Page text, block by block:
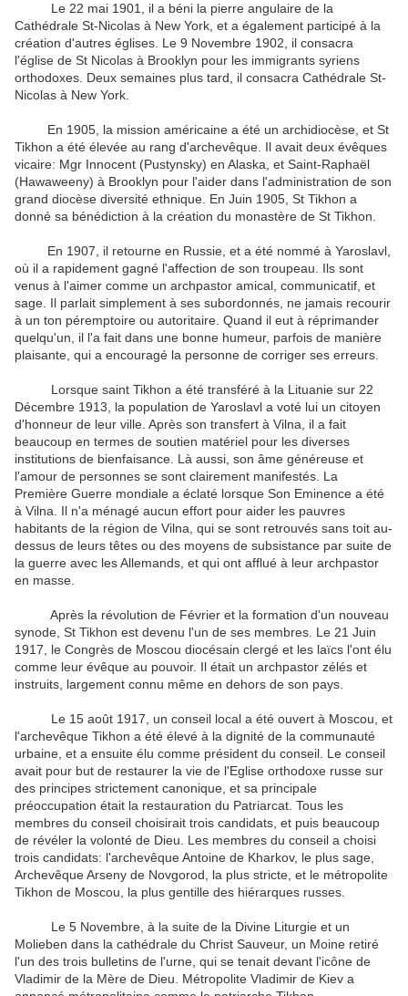
Le 22 mai 1901, il a béni la pierre angulaire de la
Cathédrale St-Nicolas à New York, et a également participé à la
création d'autres églises. Le 9 Novembre 1902, il consacra
l'église de St Nicolas à Brooklyn pour les immigrants syriens
orthodoxes. Deux semaines plus tard, il consacra Cathédrale St-
Nicolas à New York.
En 1905, la mission américaine a été un archidiocèse, et St
Tikhon a été élevée au rang d'archevêque. Il avait deux évêques
vicaire: Mgr Innocent (Pustynsky) en Alaska, et Saint-Raphaël
(Hawaweeny) à Brooklyn pour l'aider dans l'administration de son
grand diocèse diversité ethnique. En Juin 1905, St Tikhon a
donné sa bénédiction à la création du monastère de St Tikhon.
En 1907, il retourne en Russie, et a été nommé à Yaroslavl,
où il a rapidement gagné l'affection de son troupeau. Ils sont
venus à l'aimer comme un archpastor amical, communicatif, et
sage. Il parlait simplement à ses subordonnés, ne jamais recourir
à un ton péremptoire ou autoritaire. Quand il eut à réprimander
quelqu'un, il l'a fait dans une bonne humeur, parfois de manière
plaisante, qui a encouragé la personne de corriger ses erreurs.
Lorsque saint Tikhon a été transféré à la Lituanie sur 22
Décembre 1913, la population de Yaroslavl a voté lui un citoyen
d'honneur de leur ville. Après son transfert à Vilna, il a fait
beaucoup en termes de soutien matériel pour les diverses
institutions de bienfaisance. Là aussi, son âme généreuse et
l'amour de personnes se sont clairement manifestés. La
Première Guerre mondiale a éclaté lorsque Son Eminence a été
à Vilna. Il n'a ménagé aucun effort pour aider les pauvres
habitants de la région de Vilna, qui se sont retrouvés sans toit au-
dessus de leurs têtes ou des moyens de subsistance par suite de
la guerre avec les Allemands, et qui ont afflué à leur archpastor
en masse.
Après la révolution de Février et la formation d'un nouveau
synode, St Tikhon est devenu l'un de ses membres. Le 21 Juin
1917, le Congrès de Moscou diocésain clergé et les laïcs l'ont élu
comme leur évêque au pouvoir. Il était un archpastor zélés et
instruits, largement connu même en dehors de son pays.
Le 15 août 1917, un conseil local a été ouvert à Moscou, et
l'archevêque Tikhon a été élevé à la dignité de la communauté
urbaine, et a ensuite élu comme président du conseil. Le conseil
avait pour but de restaurer la vie de l'Eglise orthodoxe russe sur
des principes strictement canonique, et sa principale
préoccupation était la restauration du Patriarcat. Tous les
membres du conseil choisirait trois candidats, et puis beaucoup
de révéler la volonté de Dieu. Les membres du conseil a choisi
trois candidats: l'archevêque Antoine de Kharkov, le plus sage,
Archevêque Arseny de Novgorod, la plus stricte, et le métropolite
Tikhon de Moscou, la plus gentille des hiérarques russes.
Le 5 Novembre, à la suite de la Divine Liturgie et un
Molieben dans la cathédrale du Christ Sauveur, un Moine retiré
l'un des trois bulletins de l'urne, qui se tenait devant l'icône de
Vladimir de la Mère de Dieu. Métropolite Vladimir de Kiev a